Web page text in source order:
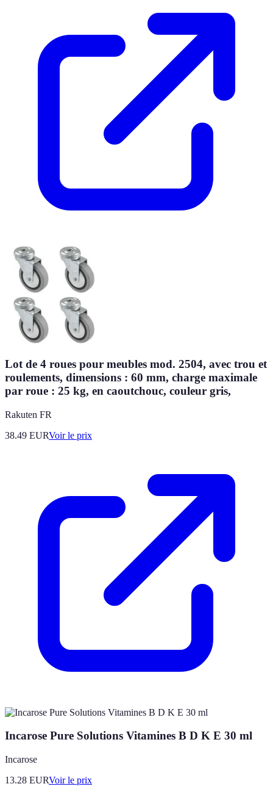
Lot de 4 roues pour meubles mod. 2504, avec trou et
roulements, dimensions : 60 mm, charge maximale
par roue : 25 kg, en caoutchouc, couleur gris,
Rakuten FR
38.49 EURVoir le prix
Incarose Pure Solutions Vitamines B D K E 30 ml
Incarose
13.28 EURVoir le prix